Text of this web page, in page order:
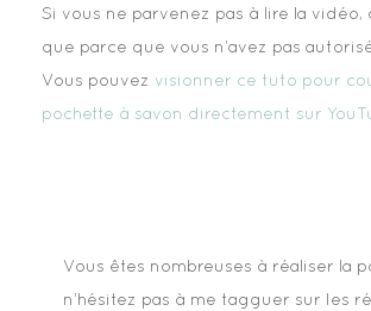
Si vous ne parvenez pas à lire la vidéo,
que parce que vous n’avez pas
Vous pouvez visionner ce tuto pour
pochette à savon directement sur
Vous êtes nombreuses à réaliser la
n’hésitez pas à me tagguer sur les